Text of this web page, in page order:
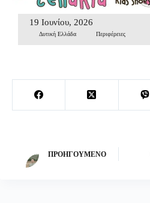
19 Ιουνίου, 2026
Δυτική Ελλάδα Περιφέρειες
ΠΡΟΗΓΟΎΜΕΝΟ